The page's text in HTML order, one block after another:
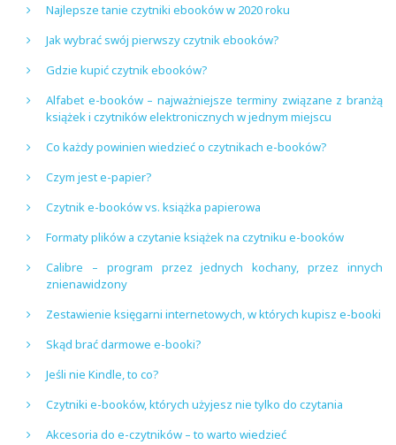
Najlepsze tanie czytniki ebooków w 2020 roku
Jak wybrać swój pierwszy czytnik ebooków?
Gdzie kupić czytnik ebooków?
Alfabet e-booków – najważniejsze terminy związane z branżą
książek i czytników elektronicznych w jednym miejscu
Co każdy powinien wiedzieć o czytnikach e-booków?
Czym jest e-papier?
Czytnik e-booków vs. książka papierowa
Formaty plików a czytanie książek na czytniku e-booków
Calibre – program przez jednych kochany, przez innych
znienawidzony
Zestawienie księgarni internetowych, w których kupisz e-booki
Skąd brać darmowe e-booki?
Jeśli nie Kindle, to co?
Czytniki e-booków, których użyjesz nie tylko do czytania
Akcesoria do e-czytników – to warto wiedzieć